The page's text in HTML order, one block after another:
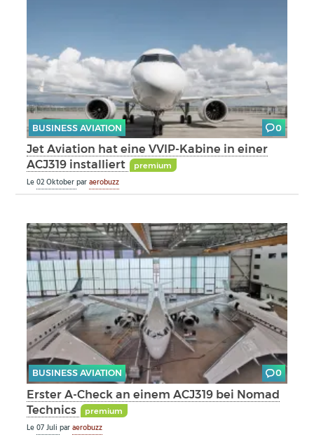
BUSINESS AVIATION 0
Jet Aviation hat eine VVIP-Kabine in einer
ACJ319 installiert
premium
Le02 Oktoberparaerobuzz
BUSINESS AVIATION 0
Erster A-Check an einem ACJ319 bei Nomad
Technics
premium
Le07 Juliparaerobuzz